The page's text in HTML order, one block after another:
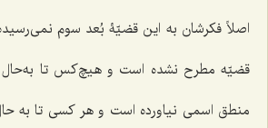
اصلاً فکرشان به این قضیّۀ بُعد سوم
قضیّه مطرح نشده است و هیچ‌کس تا به‌حال
منطق اسمی نیاورده است و هر کسی تا به